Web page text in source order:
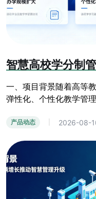
一、项目背景随着高等
弹性化、个性化教学管
产品动态 2026-08-